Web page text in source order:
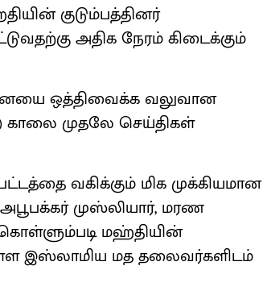
குடும்பத்தினர்
அதிக நேரம் கிடைக்கும்
ஒத்திவைக்க வலுவான
காலை முதலே செய்திகள்
வகிக்கும் மிக முக்கியமான
முஸ்லியார், மரண
மஹ்தியின்
உள்ள இஸ்லாமிய மத தலைவர்களிடம்